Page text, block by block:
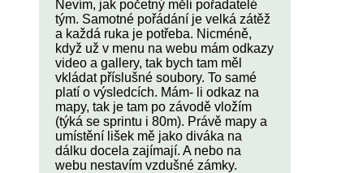
Nevím, jak početný měli pořadatelé
tým. Samotné pořádání je velká zátěž
a každá ruka je potřeba. Nicméně,
když už v menu na webu mám odkazy
video a gallery, tak bych tam měl
vkládat příslušné soubory. To samé
platí o výsledcích. Mám- li odkaz na
mapy, tak je tam po závodě vložím
(týká se sprintu i 80m). Právě mapy a
umístění lišek mě jako diváka na
dálku docela zajímají. A nebo na
webu nestavím vzdušné zámky.